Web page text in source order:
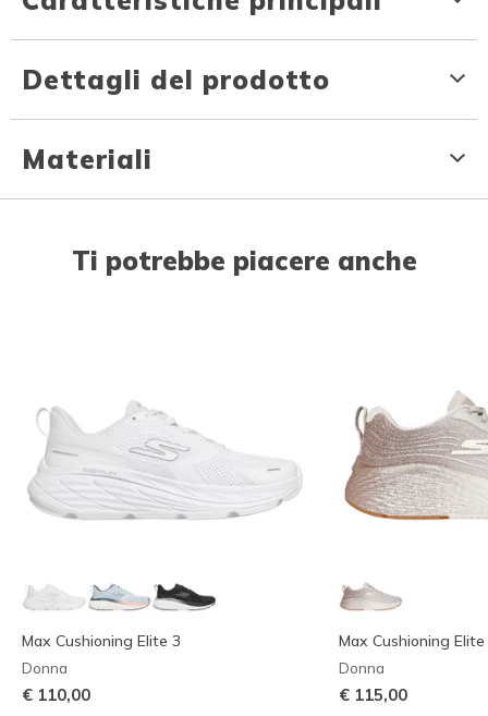
Dettagli del prodotto
Materiali
Ti potrebbe piacere anche
Max Cushioning Elite 3
Donna
€ 110,00
Max Cushioning
Donna
€ 115,00